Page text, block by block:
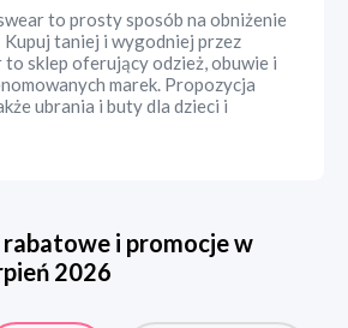
to prosty sposób na obniżenie
taniej i wygodniej przez
sklep oferujący odzież, obuwie i
marek. Propozycja
ubrania i buty dla dzieci i
i promocje w
2026